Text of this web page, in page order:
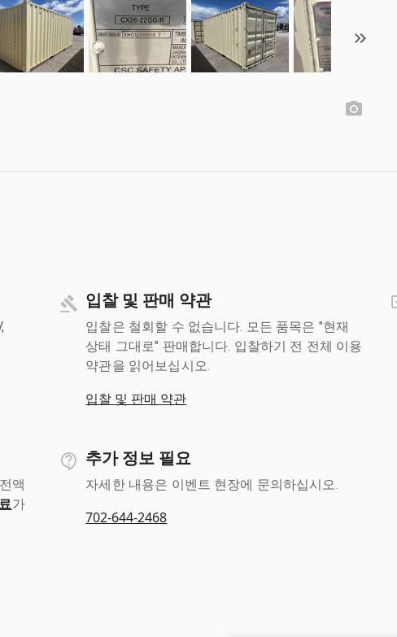
입찰 및 판매 약관
입찰은 철회할 수 없습니다. 모든 품목은 "현재
상태 그대로" 판매합니다. 입찰하기 전 전체 이용
약관을 읽어보십시오.
입찰 및 판매 약관
액
가
추가 정보 필요
자세한 내용은 이벤트 현장에 문의하십시오.
702-644-2468